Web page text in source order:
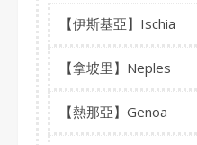
【伊斯基亞】Ischia
【拿坡里】Neples
【熱那亞】Genoa